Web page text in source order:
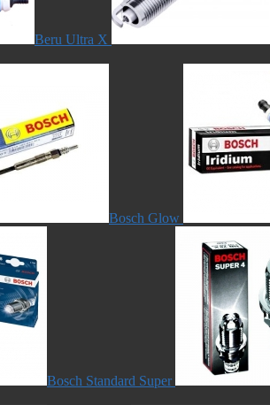
Beru Ultra X
Bosch Glow
Bosch Standard Super